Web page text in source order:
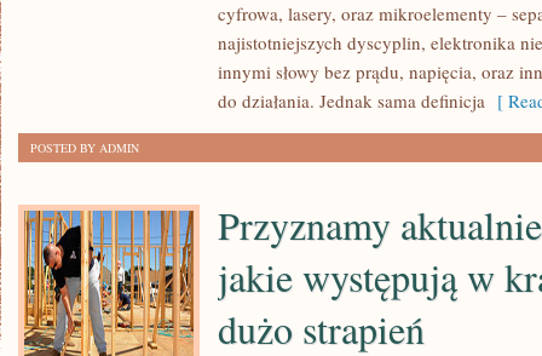
BUDOWACH,
NAJWAŻNIEJSZYM
ELEMENTEM
ZABEZPIECZAJĄCYM
cyfrowa, lasery, oraz mikroelementy –
najistotniejszych dyscyplin, elektronika
innymi słowy bez prądu, napięcia, oraz
do działania. Jednak sama definicja [
POSTED BY ADMIN
Przyznamy
jakie występują w
dużo strapień